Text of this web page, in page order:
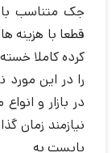
جک متناسب با
قطعا با هزینه
کرده کاملا
را در این مورد
در بازار و
نیازمند زمان
بایست به